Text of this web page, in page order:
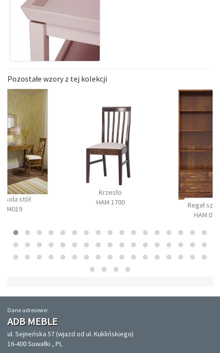
Pozostałe wzory z tej kolekcji
stół
BM019
Krzesło
HAM 1700
Regał
HAM
Dane adresowe:
ADB MEBLE
ul. Sejneńska 57 (wjazd od ul. Kuklińskiego)
16-400 Suwałki , PL